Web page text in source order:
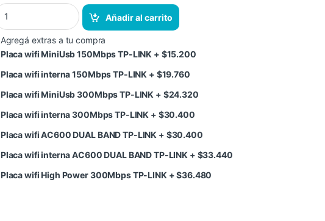
Añadir al carrito
Agregá extras a tu compra
Placa wifi MiniUsb 150Mbps TP-LINK + $15.200
Placa wifi interna 150Mbps TP-LINK + $19.760
Placa wifi MiniUsb 300Mbps TP-LINK + $24.320
Placa wifi interna 300Mbps TP-LINK + $30.400
Placa wifi AC600 DUAL BAND TP-LINK + $30.400
Placa wifi interna AC600 DUAL BAND TP-LINK + $33.440
Placa wifi High Power 300Mbps TP-LINK +$36.480